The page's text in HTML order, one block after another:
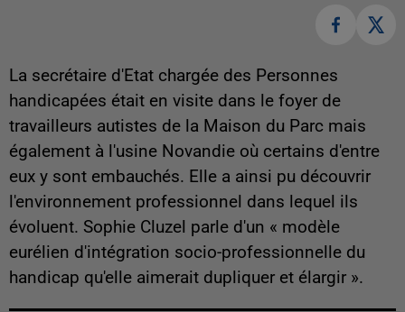
La secrétaire d'Etat chargée des Personnes
handicapées était en visite dans le foyer de
travailleurs autistes de la Maison du Parc mais
également à l'usine Novandie où certains d'entre
eux y sont embauchés. Elle a ainsi pu découvrir
l'environnement professionnel dans lequel ils
évoluent. Sophie Cluzel parle d'un « modèle
eurélien d'intégration socio-professionnelle du
handicap qu'elle aimerait dupliquer et élargir ».